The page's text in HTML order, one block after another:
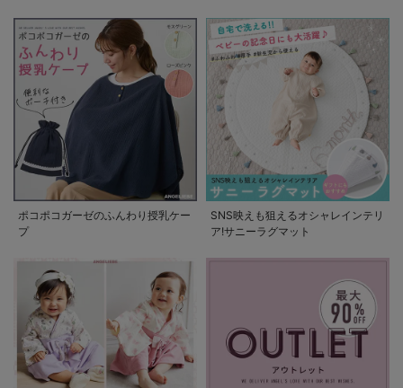
ポコポコガーゼのふんわり授乳ケー
プ
SNS映えも狙えるオシャレインテリ
ア!サニーラグマット